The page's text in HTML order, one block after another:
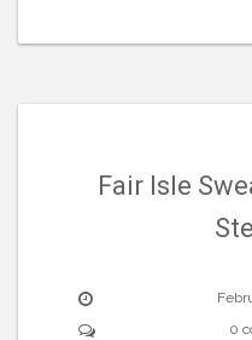
Fair Isle
0